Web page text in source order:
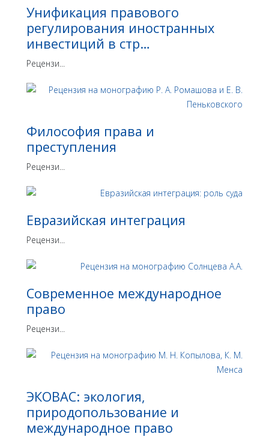
Унификация правового
регулирования иностранных
инвестиций в стр…
Рецензи...
Философия права и
преступления
Рецензи...
Евразийская интеграция
Рецензи...
Современное международное
право
Рецензи...
ЭКОВАС: экология,
природопользование и
международное право